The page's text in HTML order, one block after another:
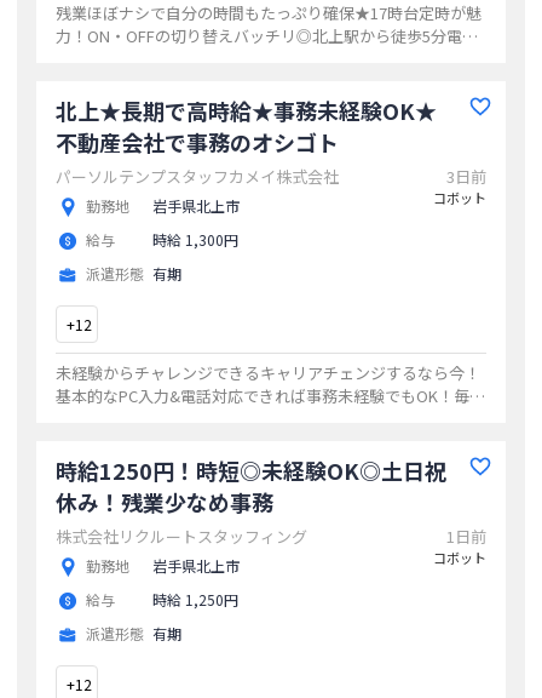
残業ほぼナシで自分の時間もたっぷり確保★17時台定時が魅
力！ON・OFFの切り替えバッチリ◎北上駅から徒歩5分電車
北上★長期で高時給★事務未経験OK★
不動産会社で事務のオシゴト
パーソルテンプスタッフカメイ株式会社
勤務地
岩手県北上市
給与
時給 1,300円
派遣形態 有期
3日前
コボット
+12
未経験からチャレンジできるキャリアチェンジするなら今！
基本的なPC入力&電話対応できれば事務未経験でもOK！毎日
時給1250円！時短◎未経験OK◎土日祝
休み！残業少なめ事務
株式会社リクルートスタッフィング
勤務地
岩手県北上市
給与
時給 1,250円
派遣形態 有期
1日前
コボット
+12